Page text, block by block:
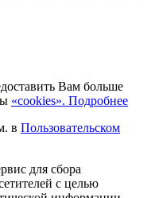
Вам больше
«cookies». Подробнее
в Пользовательском
для сбора
с целью